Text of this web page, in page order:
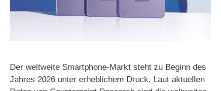
Der weltweite Smartphone-Markt steht zu Beginn des
Jahres 2026 unter erheblichem Druck. Laut aktuellen